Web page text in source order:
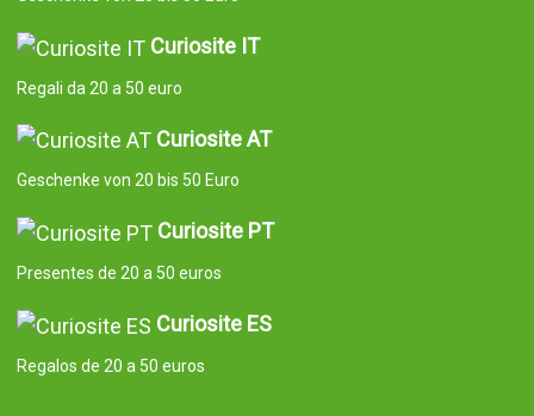
Curiosite IT
Regali da 20 a 50 euro
Curiosite AT
Geschenke von 20 bis 50 Euro
Curiosite PT
Presentes de 20 a 50 euros
Curiosite ES
Regalos de 20 a 50 euros